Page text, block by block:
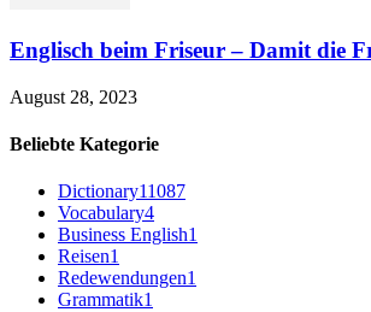
Englisch beim Friseur – Damit die
August 28, 2023
Beliebte Kategorie
Dictionary11087
Vocabulary4
Business English1
Reisen1
Redewendungen1
Grammatik1